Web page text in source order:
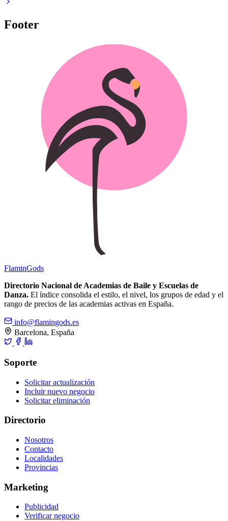
Footer
FlaminGods
Directorio Nacional de Academias de Baile y Escuelas de
Danza. El índice consolida el estilo, el nivel, los grupos de edad y el
rango de precios de las academias activas en España.
info@flamingods.es
Barcelona, España
Soporte
Solicitar actualización
Incluir nuevo negocio
Solicitar eliminación
Directorio
Nosotros
Contacto
Localidades
Provincias
Marketing
Publicidad
Verificar negocio